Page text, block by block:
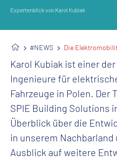
Expertenblick von Karol Kubiak
#NEWS Die
Karol Kubiak ist einer
Ingenieure für
Fahrzeuge in Polen. Der
SPIE Building Solutions
Überblick über die
in unserem Nachbarland
Ausblick auf weitere